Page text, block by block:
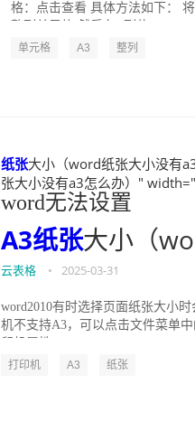
格：点击查看 具体方法如下：
单元格 A3 整列
纸张大小（word纸张大小没有
张大小没有a3怎么办）"
word无法设置
A3纸张大小（
云表格 • 2025-03-31
word2010有时选择页面纸张大小
机不支持A3，可以点击文件菜单
打印机 A3 纸张